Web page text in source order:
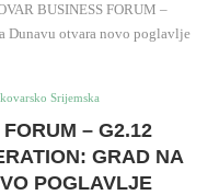
BUSINESS FORUM –
Dunavu otvara novo poglavlje
Srijemska
– G2.12
GRAD NA
POGLAVLJE